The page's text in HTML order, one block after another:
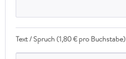
Text / Spruch (1,80 € pro Buchstabe)